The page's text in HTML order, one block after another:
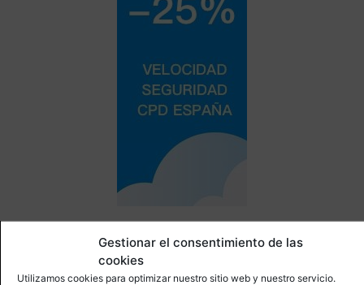
Gestionar el consentimiento de las
cookies
Utilizamos cookies para optimizar nuestro sitio web y nuestro servicio.